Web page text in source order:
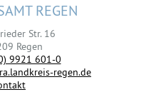
REGEN
Str. 16
Regen
9921 601-0
regen.de